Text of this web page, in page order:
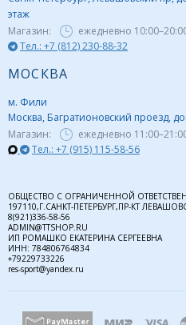
этаж
Магазин:
ежедневно
Тел.: +7 (812) 230-88-32
МОСКВА
м. Фили
Москва, Багратионовский проезд,
Магазин:
ежедневно
Тел.: +7 (915) 115-58-56
ОБЩЕСТВО С ОГРАНИЧЕННОЙ
197110,Г.САНКТ-ПЕТЕРБУРГ,ПР-КТ
8(921)336-58-56
ADMIN@TTSHOP.RU
ИП РОМАШКО ЕКАТЕРИНА СЕРГЕЕВНА
ИНН: 784806764834
+79229733226
res-sport@yandex.ru